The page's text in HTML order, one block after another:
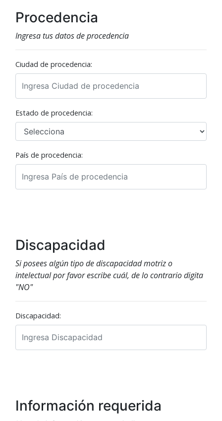
Procedencia
Ingresa tus datos de procedencia
Ciudad de procedencia:
Estado de procedencia:
País de procedencia:
Discapacidad
Si posees algún tipo de discapacidad motriz o
intelectual por favor escribe cuál, de lo contrario digita
"NO"
Discapacidad:
Información requerida